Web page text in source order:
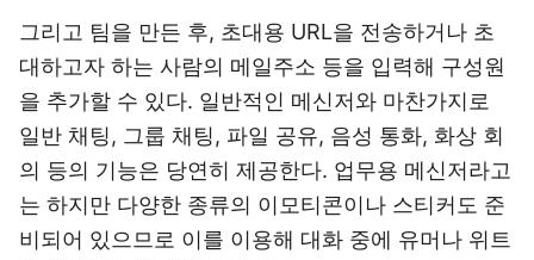
그리고 팀을 만든 후, 초대용 URL을 전송하거나 초
대하고자 하는 사람의 메일주소 등을 입력해 구성원
을 추가할 수 있다. 일반적인 메신저와 마찬가지로
일반 채팅, 그룹 채팅, 파일 공유, 음성 통화, 화상 회
의 등의 기능은 당연히 제공한다. 업무용 메신저라고
는 하지만 다양한 종류의 이모티콘이나 스티커도 준
비되어 있으므로 이를 이용해 대화 중에 유머나 위트